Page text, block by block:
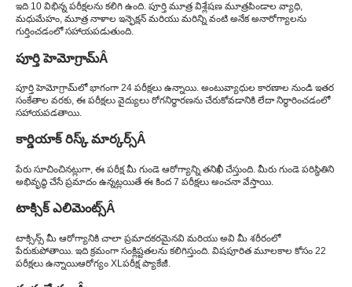
ఇది 10 విభిన్న పరీక్షలను కలిగి ఉంది. పూర్తి మూత్ర విశ్లేషణ మూత్రపిండాల వ్యాధి,
మధుమేహం, మూత్ర నాళాల ఇన్ఫెక్షన్ మరియు మరిన్ని వంటి అనేక అనారోగ్యాలను
గుర్తించడంలో సహాయపడుతుంది.
పూర్తి హెమోగ్రామ్Â
పూర్తి హెమోగ్రామ్‌లో భాగంగా 24 పరీక్షలు ఉన్నాయి. అంటువ్యాధుల కారణాల నుండి ఇతర
సంకేతాల వరకు, ఈ పరీక్షలు వైద్యులు రోగనిర్ధారణను చేరుకోవడానికి లేదా నిర్ధారించడంలో
సహాయపడతాయి.
కార్డియాక్ రిస్క్ మార్కర్స్Â
పేరు సూచించినట్లుగా, ఈ పరీక్ష మీ గుండె ఆరోగ్యాన్ని తనిఖీ చేస్తుంది. మీరు గుండె పరిస్థితిని
అభివృద్ధి చేసే ప్రమాదం ఉన్నట్లయితే ఈ కింద 7 పరీక్షలు అంచనా వేస్తాయి.
టాక్సిక్ ఎలిమెంట్స్Â
టాక్సిన్స్ మీ ఆరోగ్యానికి చాలా ప్రమాదకరమైనవి మరియు అవి మీ శరీరంలో
పేరుకుపోతాయి. ఇది క్రమంగా సంక్లిష్టతలను కలిగిస్తుంది. విషపూరిత మూలకాల కోసం 22
పరీక్షలు ఉన్నాయిఆరోగ్యం XL పరీక్ష ప్యాకేజీ.